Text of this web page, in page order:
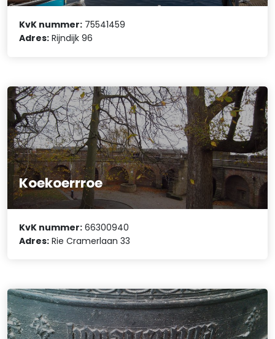
KvK nummer: 75541459
Adres: Rijndijk 96
Koekoerrroe
KvK nummer: 66300940
Adres: Rie Cramerlaan 33